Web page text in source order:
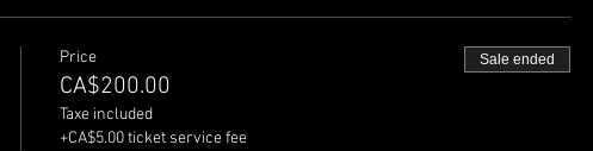
Price
CA$200.00
Taxe included
+CA$5.00 ticket service fee
Sale ended